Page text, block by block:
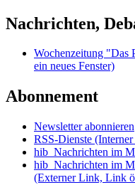
Nachrichten,
Wochenzeitung "Das
ein neues Fenster)
Abonnement
Newsletter abonnieren
RSS-Dienste
hib_Nachrichten im
hib_Nachrichten im
(Externer Link, Link